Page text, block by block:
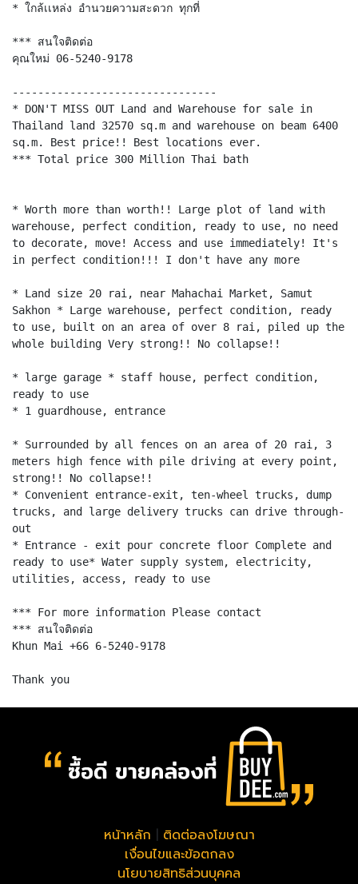
* ใกล้เเหล่ง อำนวยความสะดวก ทุกที่
*** สนใจติดต่อ
คุณใหม่ 06-5240-9178
--------------------------------
* DON'T MISS OUT Land and Warehouse for sale in
Thailand land 32570 sq.m and warehouse on beam 6400
sq.m. Best price!! Best locations ever.
*** Total price 300 Million Thai bath
* Worth more than worth!! Large plot of land with
warehouse, perfect condition, ready to use, no need
to decorate, move! Access and use immediately! It's
in perfect condition!!! I don't have any more
* Land size 20 rai, near Mahachai Market, Samut
Sakhon * Large warehouse, perfect condition, ready
to use, built on an area of over 8 rai, piled up the
whole building Very strong!! No collapse!!
* large garage * staff house, perfect condition,
ready to use
* 1 guardhouse, entrance
* Surrounded by all fences on an area of 20 rai, 3
meters high fence with pile driving at every point,
strong!! No collapse!!
* Convenient entrance-exit, ten-wheel trucks, dump
trucks, and large delivery trucks can drive through-
out
* Entrance - exit pour concrete floor Complete and
ready to use* Water supply system, electricity,
utilities, access, ready to use
*** For more information Please contact
*** สนใจติดต่อ
Khun Mai +66 6-5240-9178
หน้าหลัก
ติดต่อลงโฆษณา
เงื่อนไขและข้อตกลง
นโยบายสิทธิส่วนบุคคล